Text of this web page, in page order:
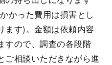
かった費用は損害とし
ます)。金額は依頼内容
すので、調査の各段階
ご相談いただきながら進